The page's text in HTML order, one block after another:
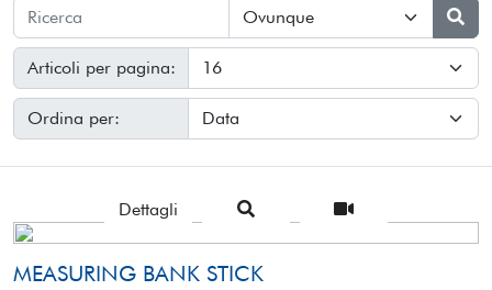
Articoli per pagina:
Ordina per:
Dettagli
MEASURING BANK STICK